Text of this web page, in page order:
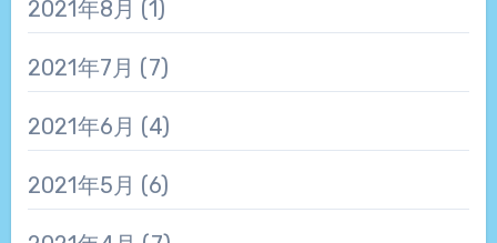
2021年8月 (1)
2021年7月 (7)
2021年6月 (4)
2021年5月 (6)